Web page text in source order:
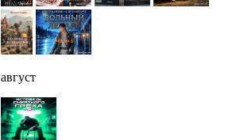
август